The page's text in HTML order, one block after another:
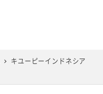
キユーピーインドネシア